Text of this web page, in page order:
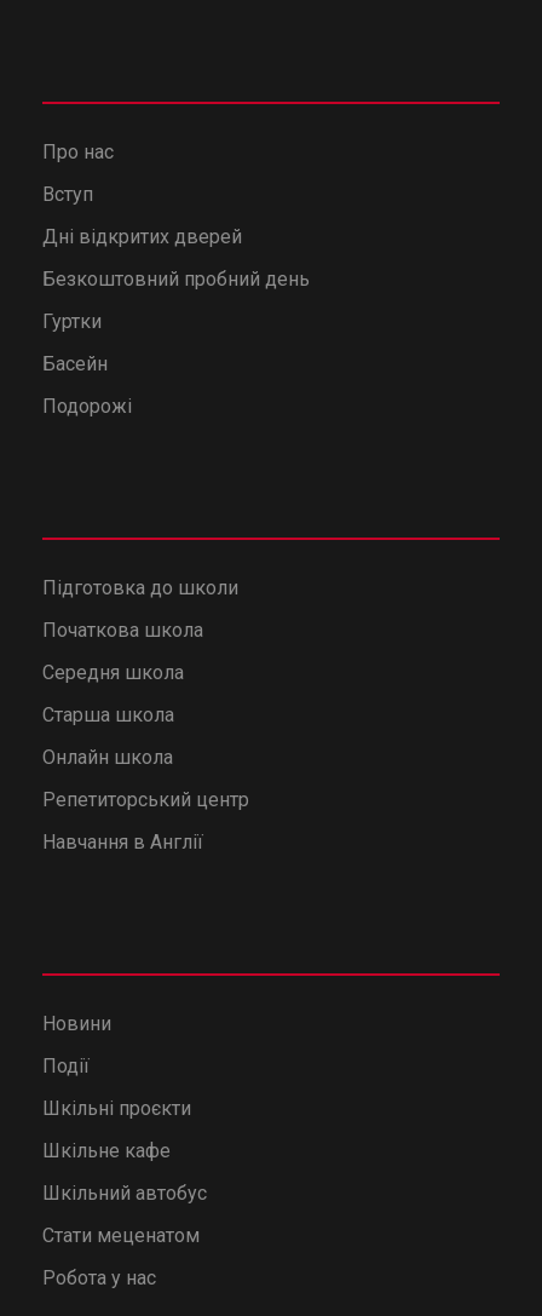
Про нас
Вступ
Дні відкритих дверей
Безкоштовний пробний день
Гуртки
Басейн
Подорожі
Підготовка до школи
Початкова школа
Середня школа
Старша школа
Онлайн школа
Репетиторський центр
Навчання в Англії
Новини
Події
Шкільні проєкти
Шкільне кафе
Шкільний автобус
Стати меценатом
Робота у нас